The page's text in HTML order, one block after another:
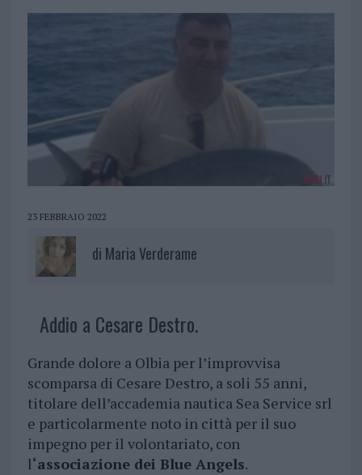
23 FEBBRAIO 2022
di Maria Verderame
Addio a Cesare Destro.
Grande dolore a Olbia per l’improvvisa
scomparsa di Cesare Destro, a soli 55 anni,
titolare dell’accademia nautica Sea Service srl
e particolarmente noto in città per il suo
impegno per il volontariato, con
l‘associazione dei Blue Angels.